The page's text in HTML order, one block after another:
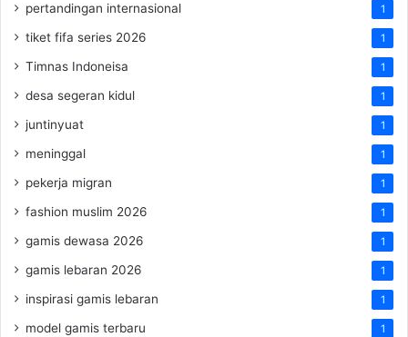
pertandingan internasional 1
tiket fifa series 2026 1
Timnas Indoneisa 1
desa segeran kidul 1
juntinyuat 1
meninggal 1
pekerja migran 1
fashion muslim 2026 1
gamis dewasa 2026 1
gamis lebaran 2026 1
inspirasi gamis lebaran 1
model gamis terbaru 1